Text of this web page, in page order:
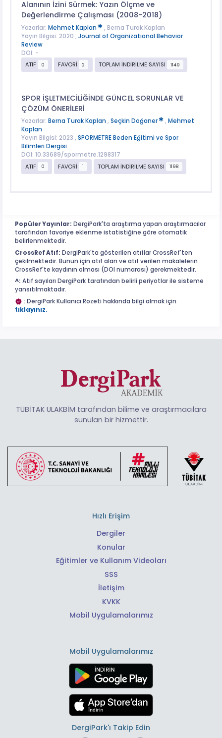
Alanının İzini Sürmek: Yazın Ölçme ve
Değerlendirme Çalışması (2008-2018)
Yazarlar: Mehmet Kaplan
, Berna Turak Kaplan
Yayın Bilgisi: 2020 , Journal of Organizational Behavior
Review
DOI: -
ATIF
0 FAVORİ 2 TOPLAM İNDİRİLME SAYISI 1149
SPOR İŞLETMECİLİĞİNDE GÜNCEL SORUNLAR VE
ÇÖZÜM ÖNERİLERİ
Yazarlar: Berna Turak Kaplan , Seçkin Doğaner , Mehmet
Kaplan
Yayın Bilgisi: 2023 , SPORMETRE Beden Eğitimi ve Spor
Bilimleri Dergisi
DOI: 10.33689/spormetre.1298317
ATIF
0 FAVORİ 1 TOPLAM İNDİRİLME SAYISI 1198
Popüler Yayınlar: DergiPark'ta araştırma yapan araştırmacılar
tarafından favoriye eklenme istatistiğine göre otomatik
belirlenmektedir.
CrossRef Atıf: DergiPark'ta gösterilen atıflar CrossRef'ten
çekilmektedir. Bunun için atıf alan ve atıf verilen makalelerin
CrossRef'te kaydının olması (DOI numarası) gerekmektedir.
^: Atıf sayıları DergiPark tarafından belirli periyotlar ile sisteme
yansıtılmaktadır.
: DergiPark Kullanıcı Rozeti hakkında bilgi almak için
tıklayınız.
TÜBİTAK ULAKBİM tarafından bilime ve araştırmacılara
sunulan bir hizmettir.
Hızlı Erişim
Dergiler
Konular
Eğitimler ve Kullanım Videoları
SSS
İletişim
KVKK
Mobil Uygulamalarımız
Mobil Uygulamalarımız
DergiPark'ı Takip Edin